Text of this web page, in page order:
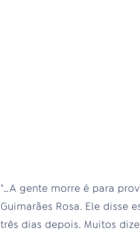
"…A gente morre é para
Guimarães Rosa. Ele disse
três dias depois. Muitos